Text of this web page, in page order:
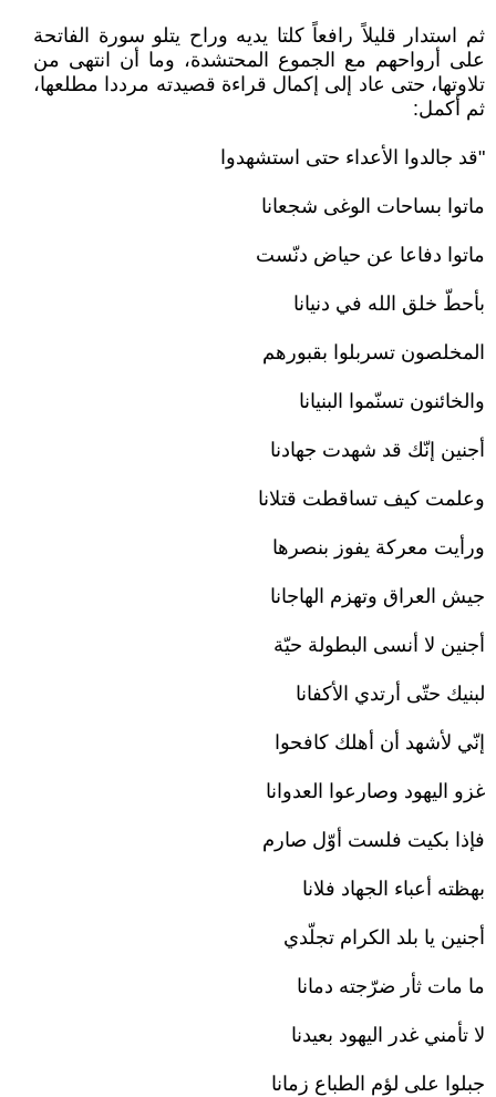
ثم استدار قليلاً رافعاً كلتا يديه وراح يتلو سورة الفاتحة
على أرواحهم مع الجموع المحتشدة، وما أن انتهى من
تلاوتها، حتى عاد إلى إكمال قراءة قصيدته مرددا مطلعها،
ثم أكمل:
"قد جالدوا الأعداء حتى استشهدوا
ماتوا بساحات الوغى شجعانا
ماتوا دفاعا عن حياض دنّست
بأحطّ خلق الله في دنيانا
المخلصون تسربلوا بقبورهم
والخائنون تسنّموا البنيانا
أجنين إنّك قد شهدت جهادنا
وعلمت كيف تساقطت قتلانا
ورأيت معركة يفوز بنصرها
جيش العراق وتهزم الهاجانا
أجنين لا أنسى البطولة حيّة
لبنيك حتّى أرتدي الأكفانا
إنّي لأشهد أن أهلك كافحوا
غزو اليهود وصارعوا العدوانا
فإذا بكيت فلست أوّل صارم
بهظته أعباء الجهاد فلانا
أجنين يا بلد الكرام تجلّدي
ما مات ثأر ضرّجته دمانا
لا تأمني غدر اليهود بعيدنا
جبلوا على لؤم الطباع زمانا